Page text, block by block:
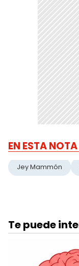
EN ESTA NOTA
Jey Mammón